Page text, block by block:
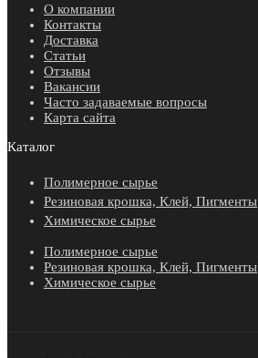
О компании
Контакты
Доставка
Статьи
Отзывы
Вакансии
Часто задаваемые вопросы
Карта сайта
Каталог
Полимерное сырье
Резиновая крошка, Клей, Пигменты
Химическое сырье
Полимерное сырье
Резиновая крошка, Клей, Пигменты
Химическое сырье